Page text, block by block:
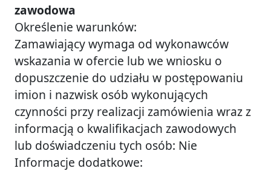
zawodowa
Określenie warunków:
Zamawiający wymaga od wykonawców
wskazania w ofercie lub we wniosku o
dopuszczenie do udziału w postępowaniu
imion i nazwisk osób wykonujących
czynności przy realizacji zamówienia wraz z
informacją o kwalifikacjach zawodowych
lub doświadczeniu tych osób: Nie
Informacje dodatkowe: